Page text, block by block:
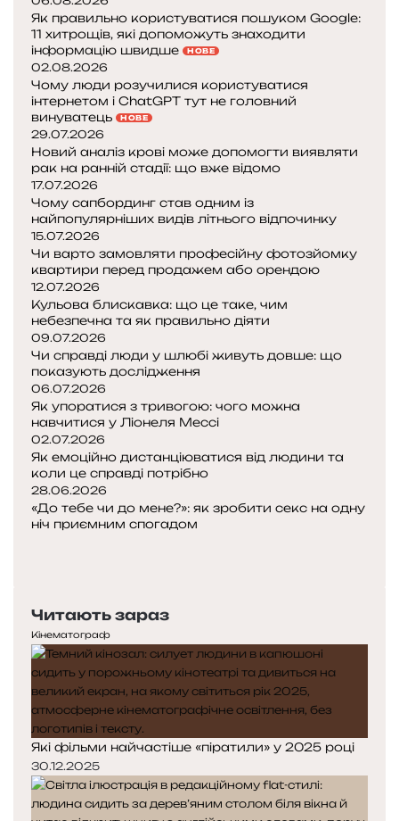
Як правильно користуватися пошуком Google:
11 хитрощів, які допоможуть знаходити
інформацію швидше
НОВЕ
02.08.2026
Чому люди розучилися користуватися
інтернетом і ChatGPT тут не головний
винуватець
НОВЕ
29.07.2026
Новий аналіз крові може допомогти виявляти
рак на ранній стадії: що вже відомо
17.07.2026
Чому сапбординг став одним із
найпопулярніших видів літнього відпочинку
15.07.2026
Чи варто замовляти професійну фотозйомку
квартири перед продажем або орендою
12.07.2026
Кульова блискавка: що це таке, чим
небезпечна та як правильно діяти
09.07.2026
Чи справді люди у шлюбі живуть довше: що
показують дослідження
06.07.2026
Як упоратися з тривогою: чого можна
навчитися у Ліонеля Мессі
02.07.2026
Як емоційно дистанціюватися від людини та
коли це справді потрібно
28.06.2026
«До тебе чи до мене?»: як зробити секс на одну
ніч приємним спогадом
Читають зараз
Кінематограф
Які фільми найчастіше «піратили» у 2025 році
30.12.2025